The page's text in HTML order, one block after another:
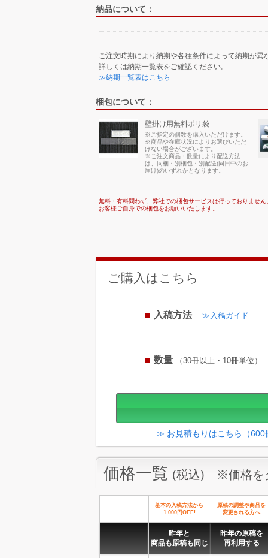
納品について：
ご注文時期により納期や各種条件によって納期が異
詳しくは納期一覧表をご確認ください。
≫納期一覧表はこちら
梱包について：
壁掛け用無料ポリ袋
※ご指定の個数を購入いただけます。
※商品や在庫状況によりお選びいただ
けない場合がございます。
※ご注文商品・数量により配送方法
は、同梱・別梱包・別配送(同日中のお
届け)のいずれかとなります。
無料・有料問わず、弊社での梱包サービスは行っておりません
お客様ご自身での梱包をお願いいたします。
ご購入はこちら
入稿方法 ≫入稿ガイド
数量 （30冊以上・10冊単位）
≫ お見積もりはこちら（600
価格一覧 (税込) ※価格を
基本の入稿方法から
1,000円OFF!
原稿の調整や商品を
変更される方へ
昨年と
商品も原稿も同じ
昨年の原稿を
再利用する